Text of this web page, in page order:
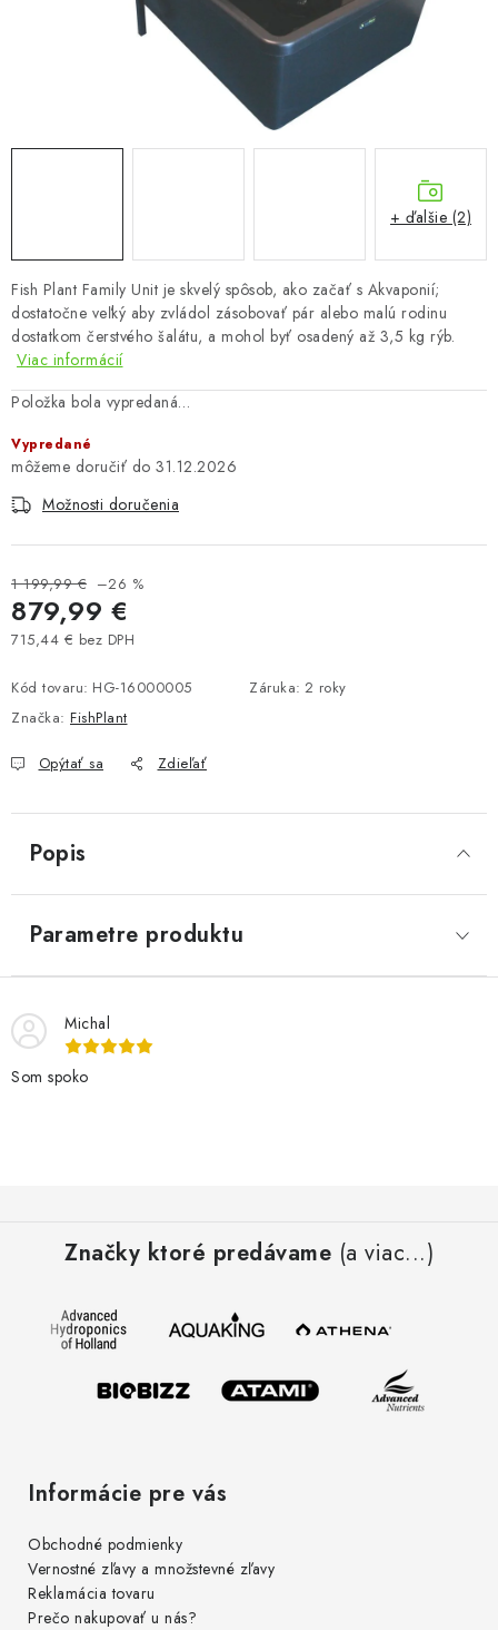
Podmienky o ochrane osobných údajov
Fish Plant Family Unit je skvelý spôsob, ako začať s Akvaponií;
dostatočne veľký aby zvládol zásobovať pár alebo malú rodinu
dostatkom čerstvého šalátu, a mohol byť osadený až 3,5 kg rýb.
Viac informácií
Položka bola vypredaná…
Vypredané
31.12.2026
Možnosti doručenia
1 199,99 € –26 %
879,99 €
715,44 € bez DPH
Kód tovaru: HG-16000005 Záruka: 2 roky
Značka: FishPlant
Opýtať sa Zdieľať
+ ďalšie (2)
Popis
Parametre produktu
Michal
Som spoko
Značky ktoré predávame (a viac...)
Informácie pre vás
Obchodné podmienky
Vernostné zľavy a množstevné zľavy
Reklamácia tovaru
Prečo nakupovať u nás?